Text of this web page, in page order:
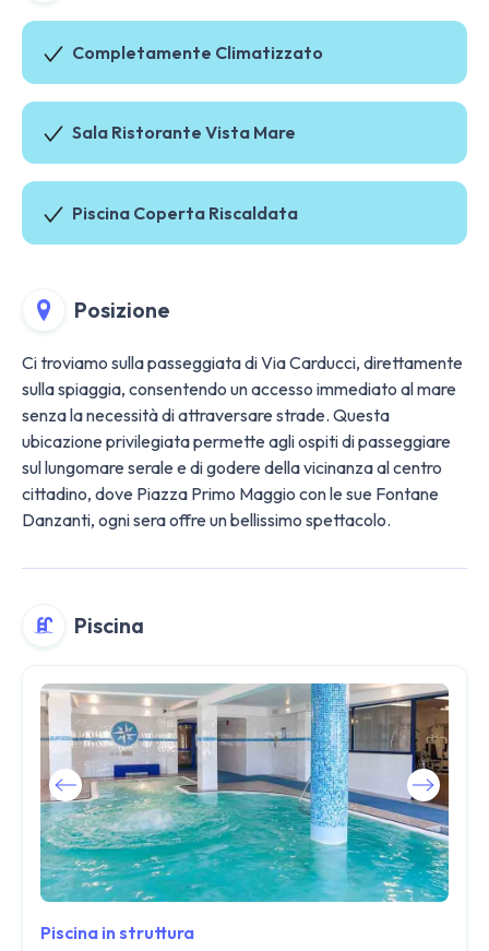
Completamente Climatizzato
Sala Ristorante Vista Mare
Piscina Coperta Riscaldata
Posizione
Ci troviamo sulla passeggiata di Via Carducci, direttamente
sulla spiaggia, consentendo un accesso immediato al mare
senza la necessità di attraversare strade. Questa
ubicazione privilegiata permette agli ospiti di passeggiare
sul lungomare serale e di godere della vicinanza al centro
cittadino, dove Piazza Primo Maggio con le sue Fontane
Danzanti, ogni sera offre un bellissimo spettacolo.
Piscina
Piscina in struttura